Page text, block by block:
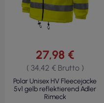
27,98 €
( 34,42 € Brutto )
Polar Unisex HV Fleecejacke
5v1 gelb reflektierend Adler
Rimeck